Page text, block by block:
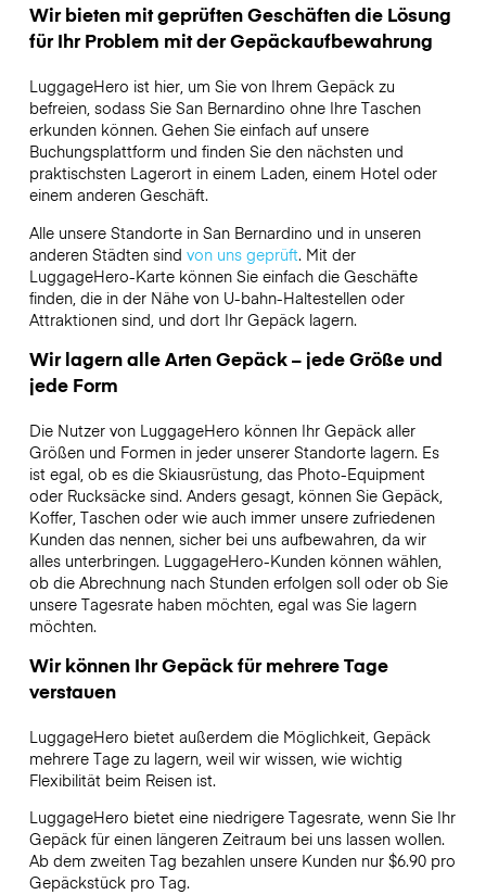
Wir bieten mit geprüften Geschäften die Lösung
für Ihr Problem mit der Gepäckaufbewahrung
LuggageHero ist hier, um Sie von Ihrem Gepäck zu
befreien, sodass Sie San Bernardino ohne Ihre Taschen
erkunden können. Gehen Sie einfach auf unsere
Buchungsplattform und finden Sie den nächsten und
praktischsten Lagerort in einem Laden, einem Hotel oder
einem anderen Geschäft.
Alle unsere Standorte in San Bernardino und in unseren
anderen Städten sind von uns geprüft. Mit der
LuggageHero-Karte können Sie einfach die Geschäfte
finden, die in der Nähe von U-bahn-Haltestellen oder
Attraktionen sind, und dort Ihr Gepäck lagern.
Wir lagern alle Arten Gepäck – jede Größe und
jede Form
Die Nutzer von LuggageHero können Ihr Gepäck aller
Größen und Formen in jeder unserer Standorte lagern. Es
ist egal, ob es die Skiausrüstung, das Photo-Equipment
oder Rucksäcke sind. Anders gesagt, können Sie Gepäck,
Koffer, Taschen oder wie auch immer unsere zufriedenen
Kunden das nennen, sicher bei uns aufbewahren, da wir
alles unterbringen. LuggageHero-Kunden können wählen,
ob die Abrechnung nach Stunden erfolgen soll oder ob Sie
unsere Tagesrate haben möchten, egal was Sie lagern
möchten.
Wir können Ihr Gepäck für mehrere Tage
verstauen
LuggageHero bietet außerdem die Möglichkeit, Gepäck
mehrere Tage zu lagern, weil wir wissen, wie wichtig
Flexibilität beim Reisen ist.
LuggageHero bietet eine niedrigere Tagesrate, wenn Sie Ihr
Gepäck für einen längeren Zeitraum bei uns lassen wollen.
Ab dem zweiten Tag bezahlen unsere Kunden nur $6.90 pro
Gepäckstück pro Tag.